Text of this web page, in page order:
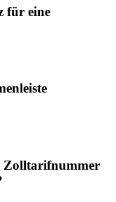
für eine
Zolltarifnummer